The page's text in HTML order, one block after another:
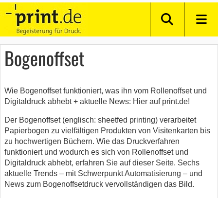
Bogenoffset
Wie Bogenoffset funktioniert, was ihn vom Rollenoffset und
Digitaldruck abhebt + aktuelle News: Hier auf print.de!
Der Bogenoffset (englisch: sheetfed printing) verarbeitet
Papierbogen zu vielfältigen Produkten von Visitenkarten bis
zu hochwertigen Büchern. Wie das Druckverfahren
funktioniert und wodurch es sich von Rollenoffset und
Digitaldruck abhebt, erfahren Sie auf dieser Seite. Sechs
aktuelle Trends – mit Schwerpunkt Automatisierung – und
News zum Bogenoffsetdruck vervollständigen das Bild.